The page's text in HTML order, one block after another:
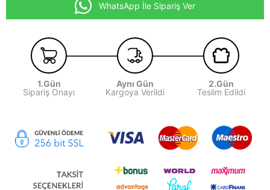
WhatsApp İle Sipariş Ver
1.Gün
Sipariş Onayı
Aynı Gün
Kargoya Verildi
2.Gün
Teslim Edildi